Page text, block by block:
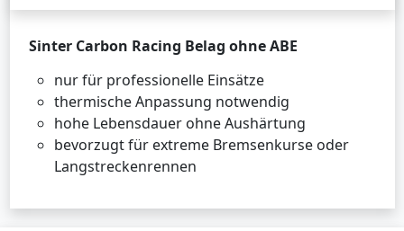
Sinter Carbon Racing Belag ohne ABE
nur für professionelle Einsätze
thermische Anpassung notwendig
hohe Lebensdauer ohne Aushärtung
bevorzugt für extreme Bremsenkurse oder
Langstreckenrennen